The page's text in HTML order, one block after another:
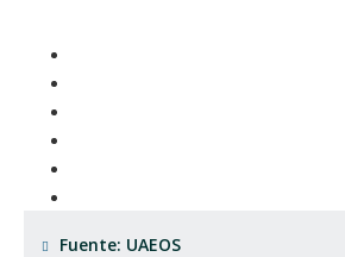
Fuente: UAEOS